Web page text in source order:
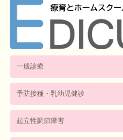
一般診療
予防接種・乳幼児健診
起立性調節障害